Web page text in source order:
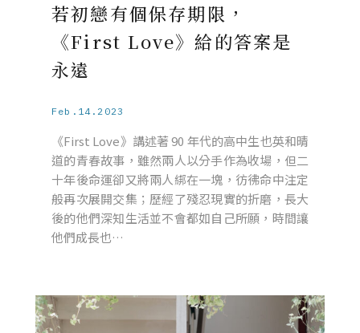
若初戀有個保存期限，
《First Love》給的答案是
永遠
Feb.14.2023
《First Love》講述著 90 年代的高中生也英和晴
道的青春故事，雖然兩人以分手作為收場，但二
十年後命運卻又將兩人綁在一塊，彷彿命中注定
般再次展開交集；歷經了殘忍現實的折磨，長大
後的他們深知生活並不會都如自己所願，時間讓
他們成長也…